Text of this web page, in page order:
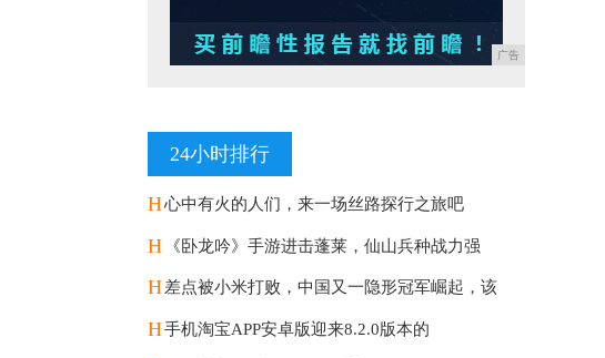
广告
24小时排行
H心中有火的人们，来一场丝路探行之旅吧
H 《卧龙吟》手游进击蓬莱，仙山兵种战力强
H差点被小米打败，中国又一隐形冠军崛起，该
H手机淘宝APP安卓版迎来8.2.0版本的